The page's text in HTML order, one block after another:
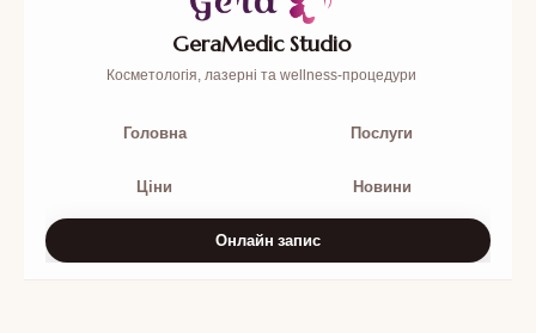
GeraMedic Studio
Косметологія, лазерні та wellness-процедури
Головна Послуги
Ціни Новини
Онлайн запис